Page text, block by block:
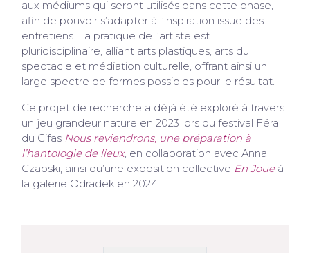
aux médiums qui seront utilisés dans cette phase,
afin de pouvoir s’adapter à l’inspiration issue des
entretiens. La pratique de l’artiste est
pluridisciplinaire, alliant arts plastiques, arts du
spectacle et médiation culturelle, offrant ainsi un
large spectre de formes possibles pour le résultat.
Ce projet de recherche a déjà été exploré à travers
un jeu grandeur nature en 2023 lors du festival Féral
du Cifas Nous reviendrons, une préparation à
l’hantologie de lieux, en collaboration avec Anna
Czapski, ainsi qu’une exposition collective En Joueà
la galerie Odradek en 2024.